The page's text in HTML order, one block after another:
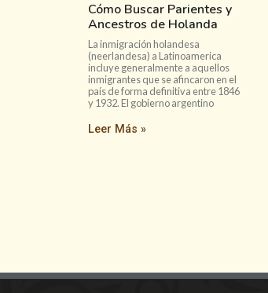
Cómo Buscar Parientes y
Ancestros de Holanda
La inmigración holandesa
(neerlandesa) a Latinoamerica
incluye generalmente a aquellos
inmigrantes que se afincaron en el
país de forma definitiva entre 1846
y 1932. El gobierno argentino
Leer Más »